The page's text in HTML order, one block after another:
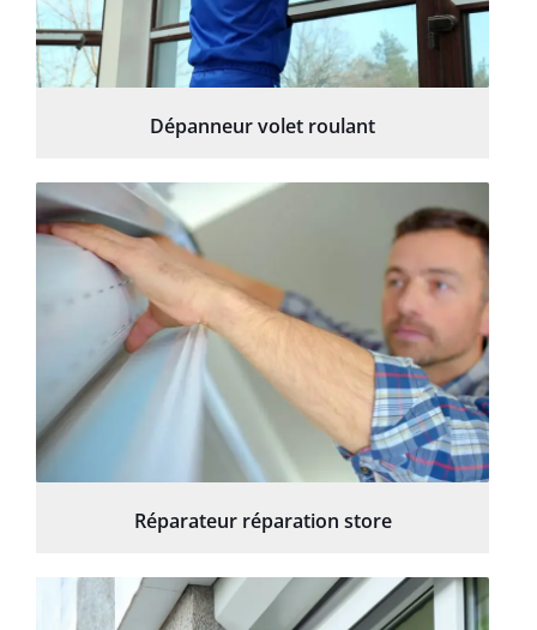
Dépanneur volet roulant
Réparateur réparation store